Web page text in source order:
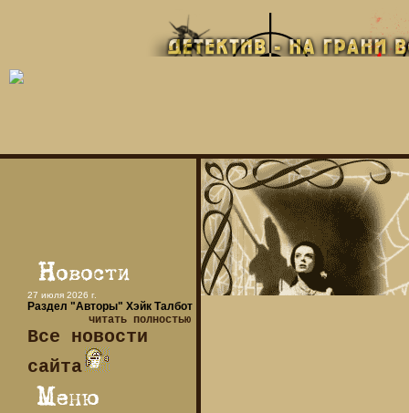
27 июля 2026 г.
Раздел "Авторы" Хэйк Талбот
читать полностью
Все новости
сайта